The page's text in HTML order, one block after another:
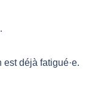
déjà fatigué·e.